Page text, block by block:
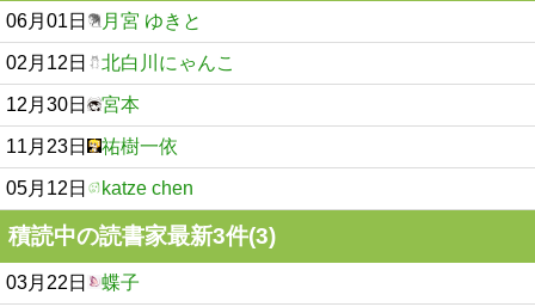
06月01日 月宮 ゆきと
02月12日 北白川にゃんこ
12月30日 宮本
11月23日 祐樹一依
05月12日 katze chen
積読中の読書家最新3件(3)
03月22日 蝶子